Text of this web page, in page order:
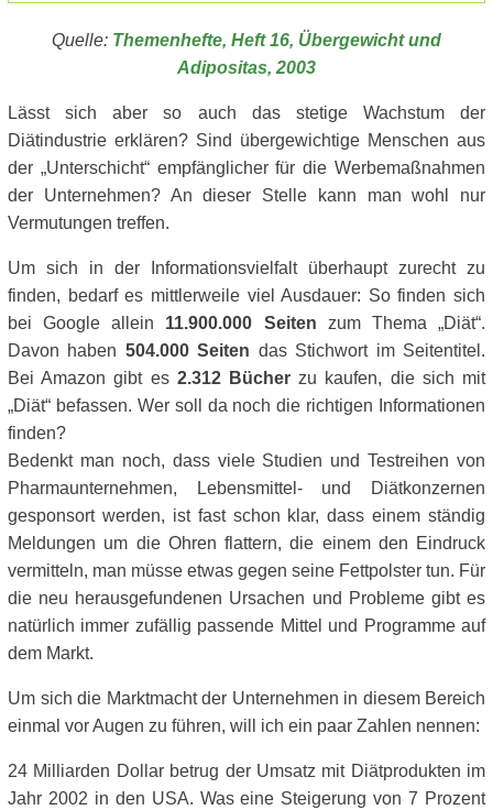
Quelle: Themenhefte, Heft 16, Übergewicht und
Adipositas, 2003
Lässt sich aber so auch das stetige Wachstum der
Diätindustrie erklären? Sind übergewichtige Menschen aus
der „Unterschicht“ empfänglicher für die Werbemaßnahmen
der Unternehmen? An dieser Stelle kann man wohl nur
Vermutungen treffen.
Um sich in der Informationsvielfalt überhaupt zurecht zu
finden, bedarf es mittlerweile viel Ausdauer: So finden sich
bei Google allein 11.900.000 Seiten zum Thema „Diät“.
Davon haben 504.000 Seiten das Stichwort im Seitentitel.
Bei Amazon gibt es 2.312 Bücher zu kaufen, die sich mit
„Diät“ befassen. Wer soll da noch die richtigen Informationen
finden?
Bedenkt man noch, dass viele Studien und Testreihen von
Pharmaunternehmen, Lebensmittel- und Diätkonzernen
gesponsort werden, ist fast schon klar, dass einem ständig
Meldungen um die Ohren flattern, die einem den Eindruck
vermitteln, man müsse etwas gegen seine Fettpolster tun. Für
die neu herausgefundenen Ursachen und Probleme gibt es
natürlich immer zufällig passende Mittel und Programme auf
dem Markt.
Um sich die Marktmacht der Unternehmen in diesem Bereich
einmal vor Augen zu führen, will ich ein paar Zahlen nennen:
24 Milliarden Dollar betrug der Umsatz mit Diätprodukten im
Jahr 2002 in den USA. Was eine Steigerung von 7 Prozent